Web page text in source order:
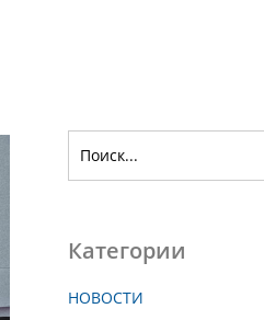
Категории
НОВОСТИ